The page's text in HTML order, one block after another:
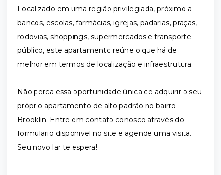
Localizado em uma região privilegiada, próximo a
bancos, escolas, farmácias, igrejas, padarias, praças,
rodovias, shoppings, supermercados e transporte
público, este apartamento reúne o que há de
melhor em termos de localização e infraestrutura.
Não perca essa oportunidade única de adquirir o seu
próprio apartamento de alto padrão no bairro
Brooklin. Entre em contato conosco através do
formulário disponível no site e agende uma visita.
Seu novo lar te espera!